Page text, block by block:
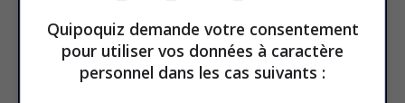
Email address
Quipoquiz demande votre consentement
pour utiliser vos données à caractère
personnel dans les cas suivants :